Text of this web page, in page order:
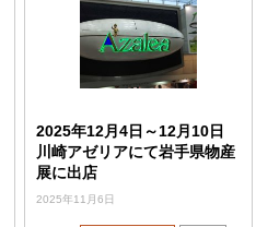
2025年12月4日～12月10日
川崎アゼリアにて岩手県物産
展に出店
2025年11月6日